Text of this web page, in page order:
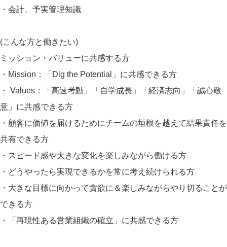
・会計、予実管理知識
(こんな方と働きたい)
ミッション・バリューに共感する方
・Mission：「Dig the Potential」に共感できる方
・ Values：「高速考動」「自学成長」「経済志向」「誠心敬
意」に共感できる方
・顧客に価値を届けるためにチームの垣根を越えて結果責任を
共有できる方
・スピード感や大きな変化を楽しみながら働ける方
・どうやったら実現できるかを常に考え続けられる方
・大きな目標に向かって貪欲に＆楽しみながらやり切ることが
できる方
・「再現性ある営業組織の確立」に共感できる方